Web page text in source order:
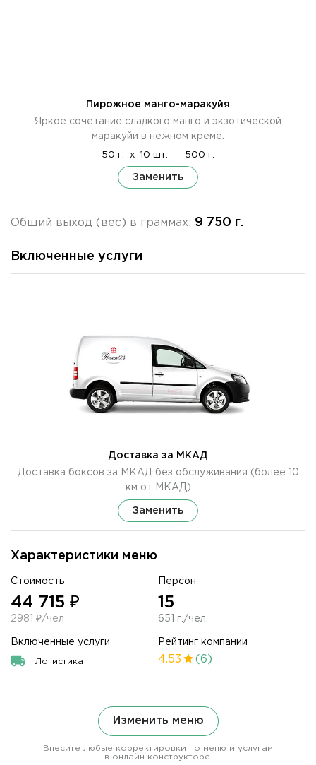
Характеристики меню
Стоимость
44 715 ₽
2981 ₽/чел
Персон
15
651 г./чел.
Включенные услуги
Логистика
Рейтинг компании
4.53 (6)
Пирожное манго-маракуйя
Яркое сочетание сладкого манго и экзотической
маракуйи в нежном креме.
50 г. x 10 шт. = 500 г.
Заменить
Общий выход (вес) в граммах: 9 750 г.
Изменить меню
Внесите любые корректировки по меню и услугам
в онлайн конструкторе.
Включенные услуги
Доставка за МКАД
Доставка боксов за МКАД без обслуживания (более 10
км от МКАД)
Заменить